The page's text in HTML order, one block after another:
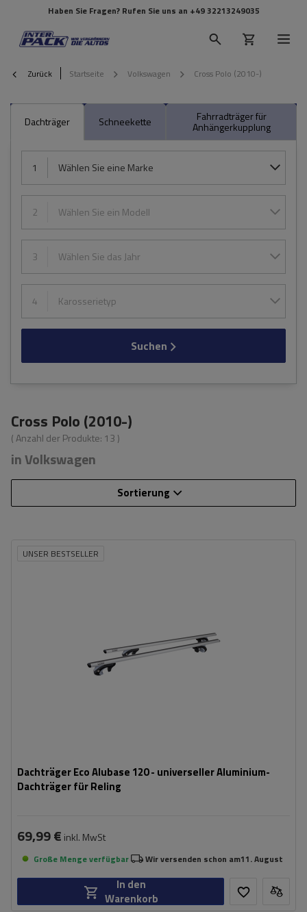
Haben Sie Fragen? Rufen Sie uns an +49 32213249035
Zurück Startseite Volkswagen Cross Polo (2010-)
Dachträger Schneekette Fahrradträger für
Anhängerkupplung
1 Wählen Sie eine Marke
2 Wählen Sie ein Modell
3 Wählen Sie das Jahr
4 Karosserietyp
Suchen
Cross Polo (2010-)
( Anzahl der Produkte: 13 )
in Volkswagen
Sortierung
UNSER BESTSELLER
Dachträger Eco Alubase 120 - universeller Aluminium-
Dachträger für Reling
69,99 € inkl. MwSt
Große Menge verfügbar Wir versenden schon am11. August
In den
Warenkorb